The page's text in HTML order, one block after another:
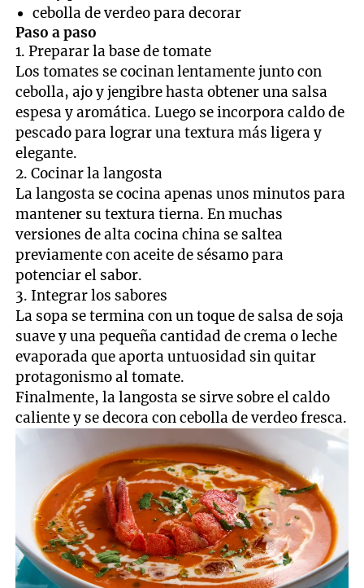
cebolla de verdeo para decorar
Paso a paso
1. Preparar la base de tomate
Los tomates se cocinan lentamente junto con
cebolla, ajo y jengibre hasta obtener una salsa
espesa y aromática. Luego se incorpora caldo de
pescado para lograr una textura más ligera y
elegante.
2. Cocinar la langosta
La langosta se cocina apenas unos minutos para
mantener su textura tierna. En muchas
versiones de alta cocina china se saltea
previamente con aceite de sésamo para
potenciar el sabor.
3. Integrar los sabores
La sopa se termina con un toque de salsa de soja
suave y una pequeña cantidad de crema o leche
evaporada que aporta untuosidad sin quitar
protagonismo al tomate.
Finalmente, la langosta se sirve sobre el caldo
caliente y se decora con cebolla de verdeo fresca.